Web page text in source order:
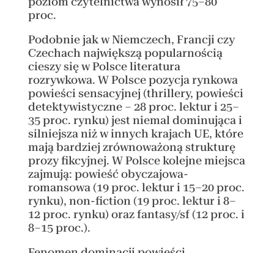
proc.
Podobnie jak w Niemczech, Francji czy
Czechach największą popularnością
cieszy się w Polsce literatura
rozrywkowa. W Polsce pozycja rynkowa
powieści sensacyjnej (thrillery, powieści
detektywistyczne – 28 proc. lektur i 25–
35 proc. rynku) jest niemal dominująca i
silniejsza niż w innych krajach UE, które
mają bardziej zrównoważoną strukturę
prozy fikcyjnej. W Polsce kolejne miejsca
zajmują: powieść obyczajowa-
romansowa (19 proc. lektur i 15–20 proc.
rynku), non-fiction (19 proc. lektur i 8–
12 proc. rynku) oraz fantasy/sf (12 proc. i
8–15 proc.).